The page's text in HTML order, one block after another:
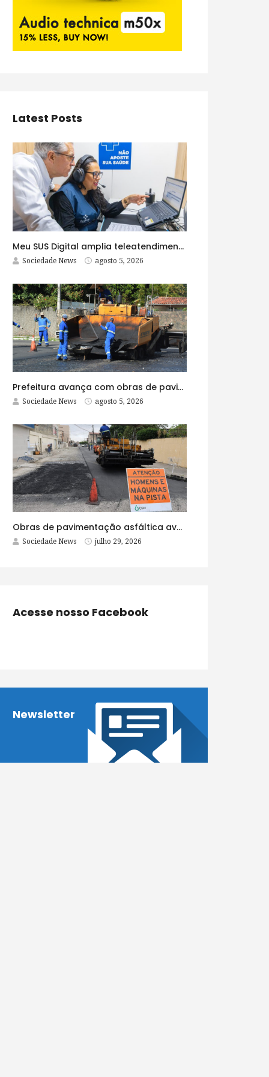
Latest Posts
Meu SUS Digital amplia teleatendimentos para pessoas com problemas com jogos e apostas
Sociedade News agosto 5, 2026
Prefeitura avança com obras de pavimentação asfáltica na Rua Lopes Rodrigues
Sociedade News agosto 5, 2026
Obras de pavimentação asfáltica avançam no bairro Brasília e chegam a mais quatro ruas
Sociedade News julho 29, 2026
Acesse nosso Facebook
Newsletter